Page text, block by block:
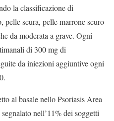
la classificazione di
pelle scura, pelle marrone scuro
da moderata a grave. Ogni
di 300 mg di
da iniezioni aggiuntive ogni
al basale nello Psoriasis Area
nell’11% dei soggetti